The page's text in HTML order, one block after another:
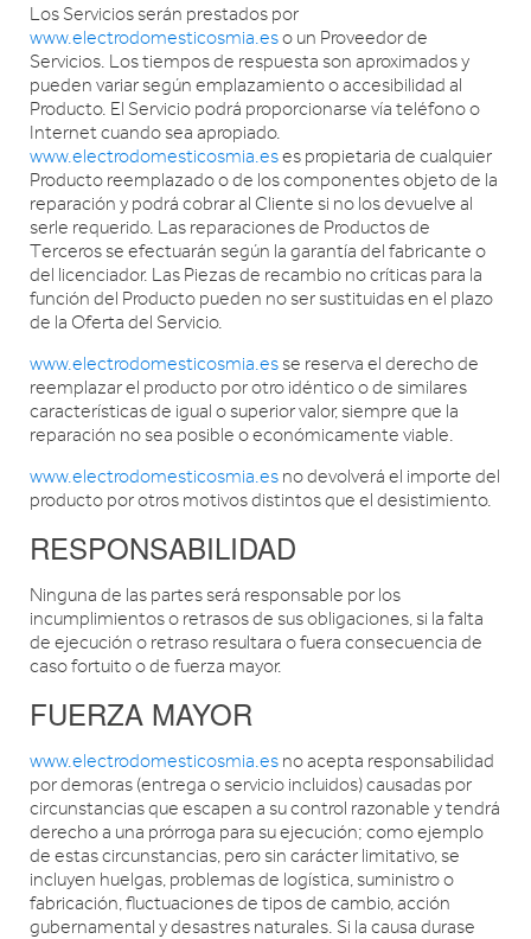
Los Servicios serán prestados por
www.electrodomesticosmia.eso un Proveedor de
Servicios. Los tiempos de respuesta son aproximados y
pueden variar según emplazamiento o accesibilidad al
Producto. El Servicio podrá proporcionarse vía teléfono o
Internet cuando sea apropiado.
www.electrodomesticosmia.eses propietaria de cualquier
Producto reemplazado o de los componentes objeto de la
reparación y podrá cobrar al Cliente si no los devuelve al
serle requerido. Las reparaciones de Productos de
Terceros se efectuarán según la garantía del fabricante o
del licenciador. Las Piezas de recambio no críticas para la
función del Producto pueden no ser sustituidas en el plazo
de la Oferta del Servicio.
www.electrodomesticosmia.esse reserva el derecho de
reemplazar el producto por otro idéntico o de similares
características de igual o superior valor, siempre que la
reparación no sea posible o económicamente viable.
www.electrodomesticosmia.es no devolverá el importe del
producto por otros motivos distintos que el desistimiento.
RESPONSABILIDAD
Ninguna de las partes será responsable por los
incumplimientos o retrasos de sus obligaciones, si la falta
de ejecución o retraso resultara o fuera consecuencia de
caso fortuito o de fuerza mayor.
FUERZA MAYOR
www.electrodomesticosmia.es no acepta responsabilidad
por demoras (entrega o servicio incluidos) causadas por
circunstancias que escapen a su control razonable y tendrá
derecho a una prórroga para su ejecución; como ejemplo
de estas circunstancias, pero sin carácter limitativo, se
incluyen huelgas, problemas de logística, suministro o
fabricación, fluctuaciones de tipos de cambio, acción
gubernamental y desastres naturales. Si la causa durase